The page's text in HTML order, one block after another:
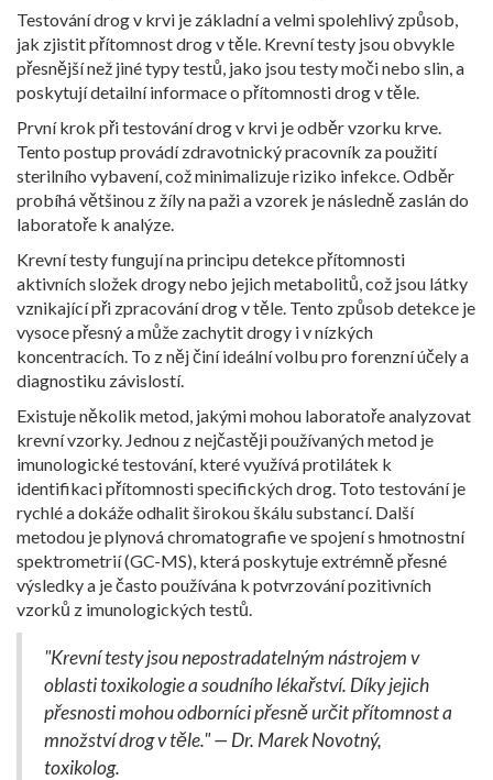
Testování drog v krvi je základní a velmi spolehlivý způsob,
jak zjistit přítomnost drog v těle. Krevní testy jsou obvykle
přesnější než jiné typy testů, jako jsou testy moči nebo slin, a
poskytují detailní informace o přítomnosti drog v těle.
První krok při testování drog v krvi je odběr vzorku krve.
Tento postup provádí zdravotnický pracovník za použití
sterilního vybavení, což minimalizuje riziko infekce. Odběr
probíhá většinou z žíly na paži a vzorek je následně zaslán do
laboratoře k analýze.
Krevní testy fungují na principu detekce přítomnosti
aktivních složek drogy nebo jejich metabolitů, což jsou látky
vznikající při zpracování drog v těle. Tento způsob detekce je
vysoce přesný a může zachytit drogy i v nízkých
koncentracích. To z něj činí ideální volbu pro forenzní účely a
diagnostiku závislostí.
Existuje několik metod, jakými mohou laboratoře analyzovat
krevní vzorky. Jednou z nejčastěji používaných metod je
imunologické testování, které využívá protilátek k
identifikaci přítomnosti specifických drog. Toto testování je
rychlé a dokáže odhalit širokou škálu substancí. Další
metodou je plynová chromatografie ve spojení s hmotnostní
spektrometrií (GC-MS), která poskytuje extrémně přesné
výsledky a je často používána k potvrzování pozitivních
vzorků z imunologických testů.
"Krevní testy jsou nepostradatelným nástrojem v
oblasti toxikologie a soudního lékařství. Díky jejich
přesnosti mohou odborníci přesně určit přítomnost a
množství drog v těle." — Dr. Marek Novotný,
toxikolog.